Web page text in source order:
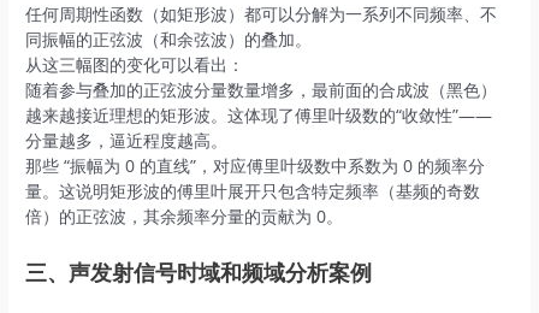
任何周期性函数（如矩形波）都可以分解为一系列不同频率、不
同振幅的正弦波（和余弦波）的叠加。
从这三幅图的变化可以看出：
随着参与叠加的正弦波分量数量增多，最前面的合成波（黑色）
越来越接近理想的矩形波。这体现了傅里叶级数的“收敛性”——
分量越多，逼近程度越高。
那些 “振幅为 0 的直线”，对应傅里叶级数中系数为 0 的频率分
量。这说明矩形波的傅里叶展开只包含特定频率（基频的奇数
倍）的正弦波，其余频率分量的贡献为 0。
三、声发射信号时域和频域分析案例